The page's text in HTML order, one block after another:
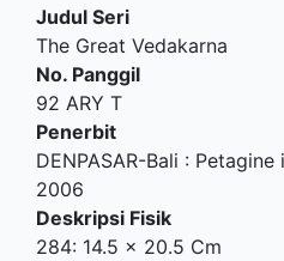
Judul Seri
The Great Vedakarna
No. Panggil
92 ARY T
Penerbit
DENPASAR-Bali : Petagine
2006
Deskripsi Fisik
284: 14.5 x 20.5 Cm